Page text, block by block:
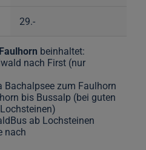
29.-
beinhaltet:
nach First (nur
Bachalpsee zum Faulhorn
bis Bussalp (bei guten
ab Lochsteinen
nach